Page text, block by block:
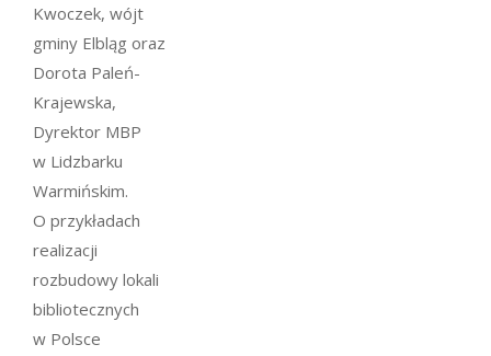
Kwoczek, wójt
gminy Elbląg oraz
Dorota Paleń-
Krajewska,
Dyrektor MBP
w Lidzbarku
Warmińskim.
O przykładach
realizacji
rozbudowy lokali
bibliotecznych
w Polsce